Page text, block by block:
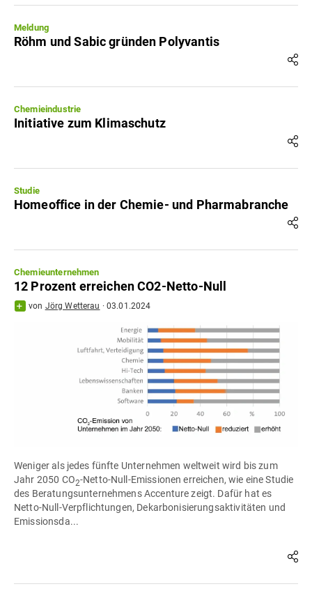
Meldung
Röhm und Sabic gründen Polyvantis
Chemieindustrie
Initiative zum Klimaschutz
Studie
Homeoffice in der Chemie- und Pharmabranche
Chemieunternehmen
12 Prozent erreichen CO2-Netto-Null
von Jörg Wetterau ·03.01.2024
Weniger als jedes fünfte Unternehmen weltweit wird bis zum
Jahr 2050 CO2-Netto-Null-Emissionen erreichen, wie eine Studie
des Beratungsunternehmens Accenture zeigt. Dafür hat es
Netto-Null-Verpflichtungen, Dekarbonisierungsaktivitäten und
Emissionsda...